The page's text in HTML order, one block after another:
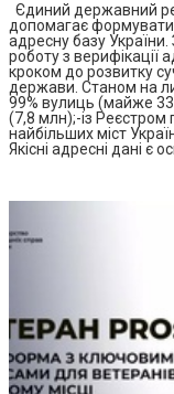
Єдиний державний
допомагає формувати
адресну базу
роботу з
кроком до розвитку
держави. Станом на
99% вулиць (майже
(7,8 млн);-із
найбільших міст
Якісні адресні дані є